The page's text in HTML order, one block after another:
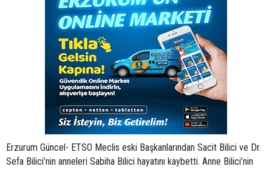
Erzurum Güncel- ETSO Meclis eski Başkanlarından Sacit Bilici ve Dr.
Sefa Bilici’nin anneleri Sabiha Bilici hayatını kaybetti. Anne Bilici’nin